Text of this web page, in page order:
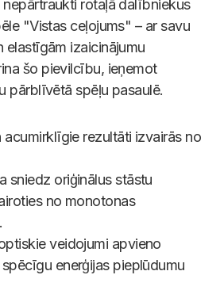
nepārtraukti rotaļā dalībniekus
"Vistas ceļojums" – ar savu
elastīgām izaicinājumu
šo pievilcību, ieņemot
pārblīvētā spēļu pasaulē.
acumirklīgie rezultāti izvairās no
sniedz oriģinālus stāstu
no monotonas
veidojumi apvieno
enerģijas pieplūdumu